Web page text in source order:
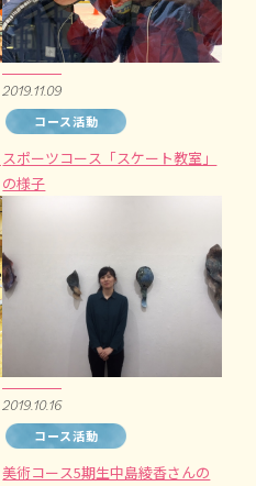
2019.11.09
コース活動
スポーツコース「スケート教室」
の様子
2019.10.16
コース活動
美術コース5期生中島綾香さんの